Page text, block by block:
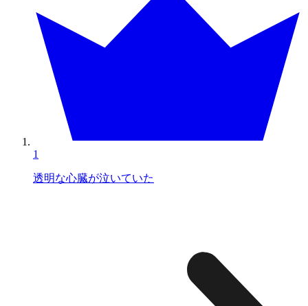
1
透明な心臓が泣いていた